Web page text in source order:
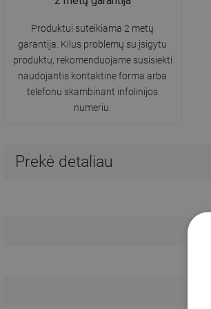
Produktui suteikiama 2 metų
garantija. Kilus problemų su įsigytu
produktu, rekomenduojame susisiekti
naudojantis kontaktine forma arba
telefonu skambinant infolinijos
numeriu.
Prekė detaliau